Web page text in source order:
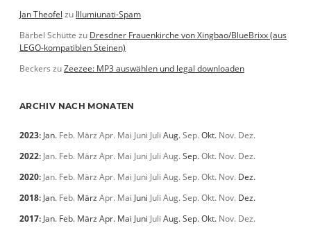
Jan Theofel zu Illumiunati-Spam
Bärbel Schütte zu Dresdner Frauenkirche von Xingbao/BlueBrixx (aus
LEGO-kompatiblen Steinen)
Beckers zuZeezee: MP3 auswählen und legal downloaden
ARCHIV NACH MONATEN
2023: Jan. Feb. März Apr. Mai Juni Juli Aug.Sep.Okt. Nov. Dez.
2022: Jan. Feb. März Apr. Mai Juni Juli Aug.Sep.Okt. Nov. Dez.
2020: Jan. Feb. März Apr. Mai Juni Juli Aug.Sep.Okt. Nov. Dez.
2018: Jan. Feb. März Apr. Mai Juni Juli Aug.Sep.Okt. Nov. Dez.
2017: Jan. Feb. März Apr. Mai Juni Juli Aug.Sep.Okt. Nov. Dez.